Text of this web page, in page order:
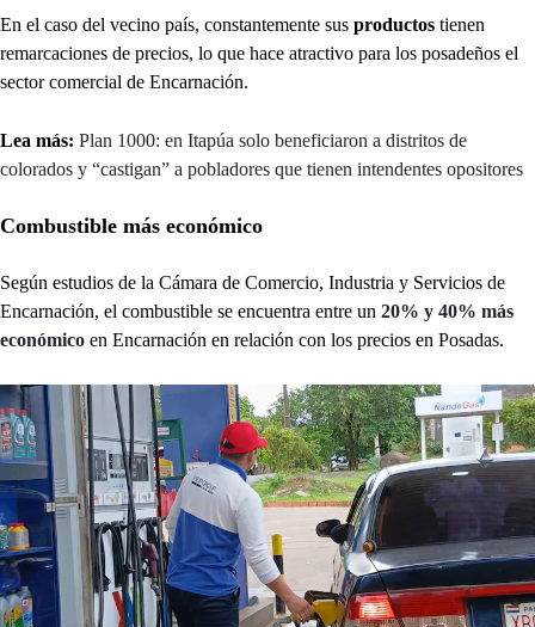
En el caso del vecino país, constantemente sus productos tienen
remarcaciones de precios, lo que hace atractivo para los posadeños el
sector comercial de Encarnación.
Lea más: Plan 1000: en Itapúa solo beneficiaron a distritos de
colorados y “castigan” a pobladores que tienen intendentes opositores
Combustible más económico
Según estudios de la Cámara de Comercio, Industria y Servicios de
Encarnación, el combustible se encuentra entre un 20% y 40% más
económico en Encarnación en relación con los precios en Posadas.